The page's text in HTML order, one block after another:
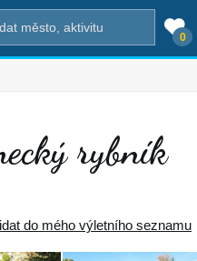
0
rybník
do mého výletního seznamu